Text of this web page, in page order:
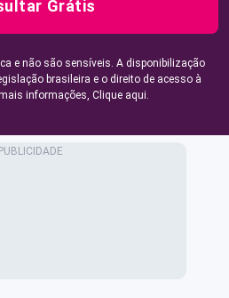
Grátis
e não são sensíveis. A disponibilização
brasileira e o direito de acesso à
informações, Clique aqui.